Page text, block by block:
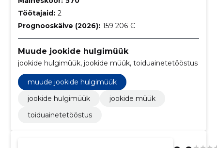
Töötajaid: 2
Prognooskäive (2026): 159 206 €
Muude jookide hulgimüük
jookide hulgimüük, jookide müük, toiduainetetööstus
muude jookide hulgimüük
jookide hulgimüük
jookide müük
toiduainetetööstus